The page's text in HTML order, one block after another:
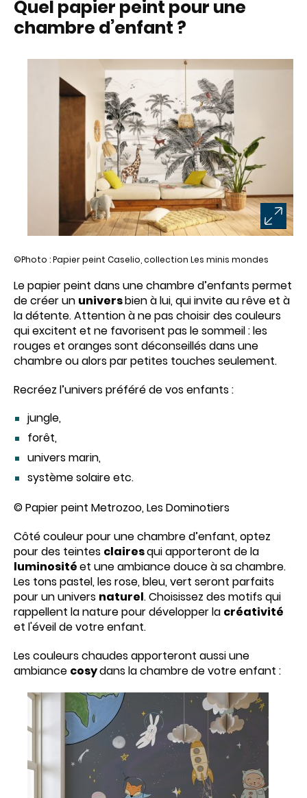
Quel papier peint pour une
chambre d’enfant ?
©Photo : Papier peint Caselio, collection Les minis mondes
Le papier peint dans une chambre d’enfants permet
de créer un universbien à lui, qui invite au rêve et à
la détente. Attention à ne pas choisir des couleurs
qui excitent et ne favorisent pas le sommeil : les
rouges et oranges sont déconseillés dans une
chambre ou alors par petites touches seulement.
Recréez l’univers préféré de vos enfants :
jungle,
forêt,
univers marin,
système solaire etc.
© Papier peint Metrozoo, Les Dominotiers
Côté couleur pour une chambre d’enfant, optez
pour des teintes clairesqui apporteront de la
luminositéet une ambiance douce à sa chambre.
Les tons pastel, les rose, bleu, vert seront parfaits
pour un univers naturel. Choisissez des motifs qui
rappellent la nature pour développer la créativité
et l'éveil de votre enfant.
Les couleurs chaudes apporteront aussi une
ambiance cosydans la chambre de votre enfant :